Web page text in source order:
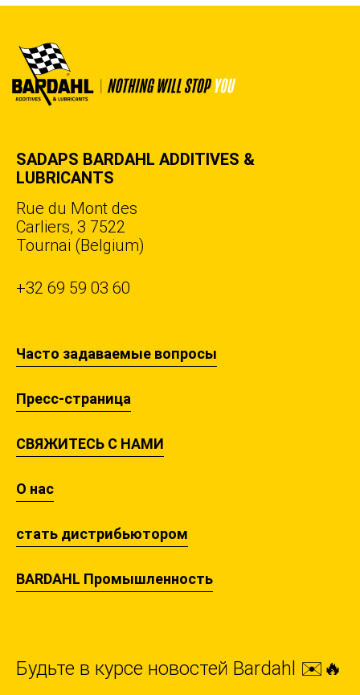
SADAPS BARDAHL ADDITIVES &
LUBRICANTS
Rue du Mont des
Carliers, 3 7522
Tournai (Belgium)
+32 69 59 03 60
Часто задаваемые вопросы
Пресс-страница
СВЯЖИТЕСЬ С НАМИ
О нас
стать дистрибьютором
BARDAHL Промышленность
Будьте в курсе новостей Bardahl ✉️🔥